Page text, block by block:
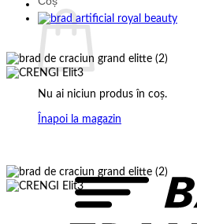
Nu ai niciun produs în coș.
Înapoi la magazin